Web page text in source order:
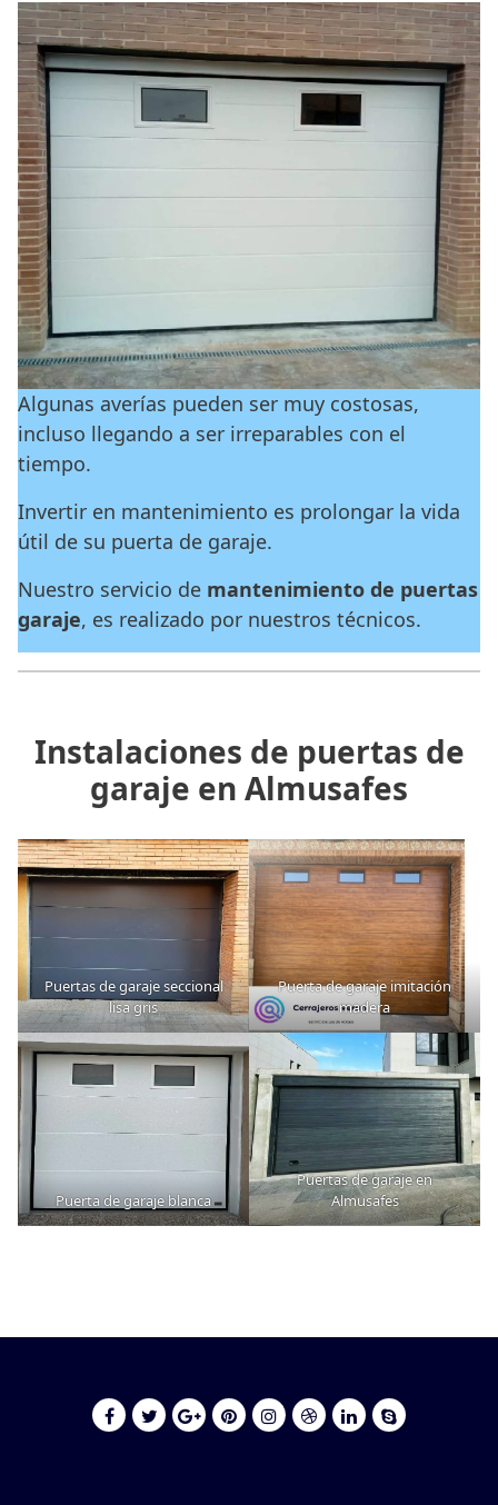
Algunas averías pueden ser muy costosas,
incluso llegando a ser irreparables con el
tiempo.
Invertir en mantenimiento es prolongar la vida
útil de su puerta de garaje.
Nuestro servicio de mantenimiento de puertas
garaje, es realizado por nuestros técnicos.
Instalaciones de puertas de
garaje en Almusafes
Puertas de garaje seccional
lisa gris
Puerta de garaje imitación
madera
Puerta de garaje blanca
Puertas de garaje en
Almusafes